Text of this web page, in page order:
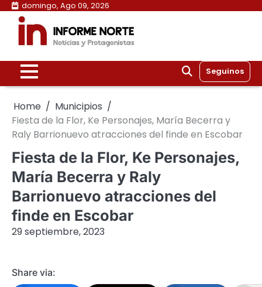
Skip
content
domingo, Ago 09, 2026
Seguinos
Home
Municipios
Fiesta de la Flor, Ke Personajes, María Becerra y
Raly Barrionuevo atracciones del finde en Escobar
Fiesta de la Flor, Ke Personajes,
María Becerra y Raly
Barrionuevo atracciones del
finde en Escobar
29 septiembre, 2023
Share via: